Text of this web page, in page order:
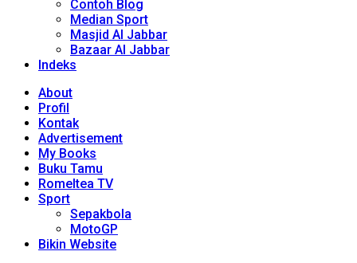
Contoh Blog
Median Sport
Masjid Al Jabbar
Bazaar Al Jabbar
Indeks
About
Profil
Kontak
Advertisement
My Books
Buku Tamu
Romeltea TV
Sport
Sepakbola
MotoGP
Bikin Website